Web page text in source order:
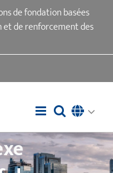
de fondation basées
et de renforcement des